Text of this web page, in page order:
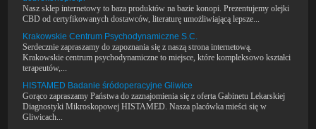
Nasz sklep internetowy to baza produktów na bazie konopi. Prezentujemy olejki
CBD od certyfikowanych dostawców, literaturę umożliwiającą lepsze...
Krakowskie Centrum Psychodynamiczne S.C.
Serdecznie zapraszamy do zapoznania się z naszą strona internetową.
Krakowskie centrum psychodynamiczne to miejsce, które kompleksowo kształci
terapeutów,...
HISTAMED Badanie śródoperacyjne Gliwice
Gorąco zapraszamy Państwa do zaznajomienia się z oferta Gabinetu Lekarskiej
Diagnostyki Mikroskopowej HISTAMED. Nasza placówka mieści się w
Gliwicach...